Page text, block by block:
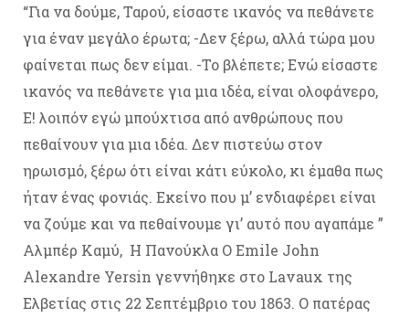
“Για να δούμε, Ταρού, είσαστε ικανός να πεθάνετε
για έναν μεγάλο έρωτα; -Δεν ξέρω, αλλά τώρα μου
φαίνεται πως δεν είμαι. -Το βλέπετε; Ενώ είσαστε
ικανός να πεθάνετε για μια ιδέα, είναι ολοφάνερο,
Ε! λοιπόν εγώ μπούχτισα από ανθρώπους που
πεθαίνουν για μια ιδέα. Δεν πιστεύω στον
ηρωισμό, ξέρω ότι είναι κάτι εύκολο, κι έμαθα πως
ήταν ένας φονιάς. Εκείνο που μ’ ενδιαφέρει είναι
να ζούμε και να πεθαίνουμε γι’ αυτό που αγαπάμε ”
Αλμπέρ Καμύ, Η Πανούκλα Ο Emile John
Alexandre Yersin γεννήθηκε στο Lavaux της
Ελβετίας στις 22 Σεπτέμβριο του 1863. Ο πατέρας